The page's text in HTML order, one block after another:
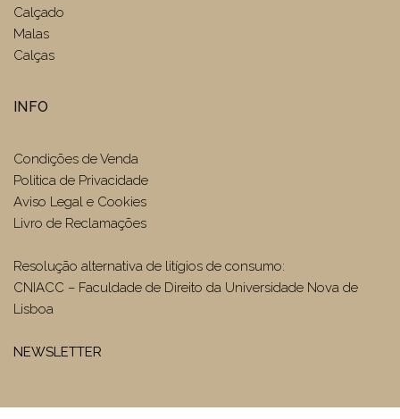
Calçado
Malas
Calças
INFO
Condições de Venda
Politica de Privacidade
Aviso Legal e Cookies
Livro de Reclamações
Resolução alternativa de litígios de consumo:
CNIACC – Faculdade de Direito da Universidade Nova de
Lisboa
NEWSLETTER